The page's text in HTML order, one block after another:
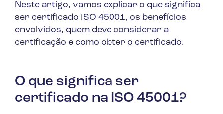
Neste artigo, vamos explicar o que significa
ser certificado ISO 45001, os benefícios
envolvidos, quem deve considerar a
certificação e como obter o certificado.
O que significa ser
certificado na ISO 45001?